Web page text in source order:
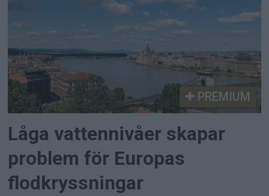
PREMIUM
Låga vattennivåer skapar
problem för Europas
flodkryssningar